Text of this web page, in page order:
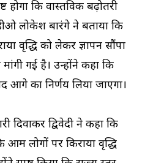
होगा कि वास्तविक बढ़ोतरी
लोकेश बारंगे ने बताया कि
वृद्धि को लेकर ज्ञापन सौंपा
गई है। उन्होंने कहा कि
आगे का निर्णय लिया जाएगा।
दिवाकर द्विवेदी ने कहा कि
आम लोगों पर किराया वृद्धि